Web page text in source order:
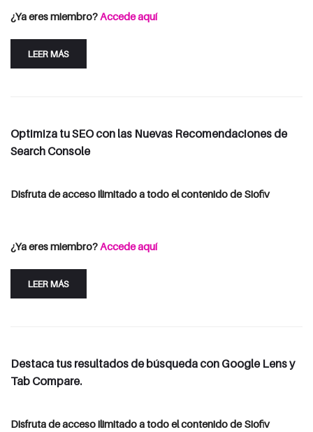
¿Ya eres miembro?Accede aquí
LEER MÁS
Optimiza tu SEO con las Nuevas Recomendaciones de
Search Console
Disfruta de acceso ilimitado a todo el contenido de Siofiv
¿Ya eres miembro?Accede aquí
LEER MÁS
Destaca tus resultados de búsqueda con Google Lens y
Tab Compare.
Disfruta de acceso ilimitado a todo el contenido de Siofiv